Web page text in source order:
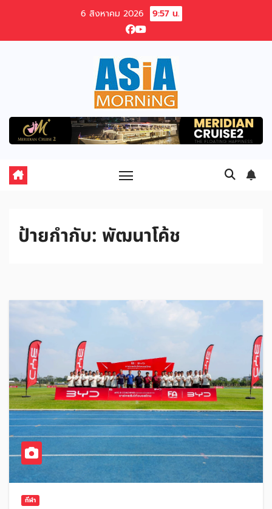
content
6 สิงหาคม 2026 9:57 น.
ป้ายกำกับ: พัฒนาโค้ช
กีฬา